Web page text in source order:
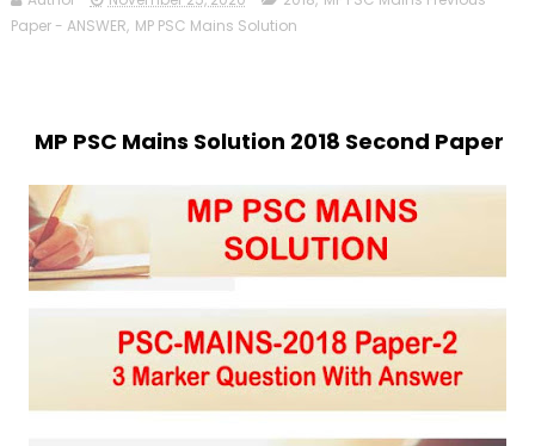
Paper - ANSWER, MP PSC Mains Solution
MP PSC Mains Solution 2018 Second Paper